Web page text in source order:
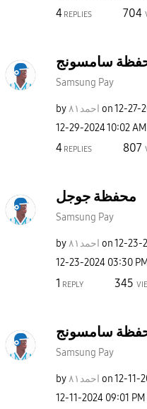
4 REPLIES 704
سامسونج
Samsung Pay
by احمد٨١ on‎12-27-
‎12-29-202410:02 AM
4 REPLIES 807
محفظة جوجل
Samsung Pay
by احمد٨١ on‎12-23-
‎12-23-2024 03:30 PM
1 REPLY 345
سامسونج
Samsung Pay
by احمد٨١ on‎12-11-
‎12-11-2024 09:01 PM